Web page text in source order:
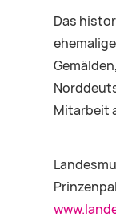
Das
Mitarbeit